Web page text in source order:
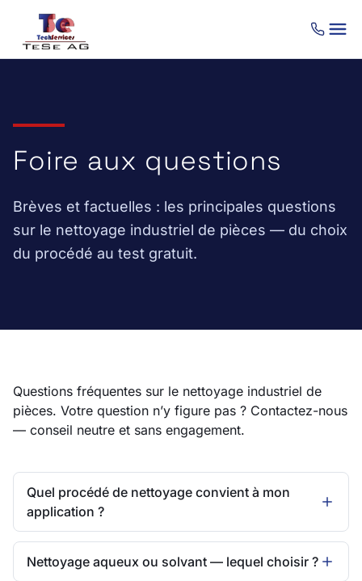
Foire aux questions
Brèves et factuelles : les principales questions
sur le nettoyage industriel de pièces — du choix
du procédé au test gratuit.
Questions fréquentes sur le nettoyage industriel de
pièces. Votre question n’y figure pas ? Contactez-nous
— conseil neutre et sans engagement.
Quel procédé de nettoyage convient à mon
application ?
Nettoyage aqueux ou solvant — lequel choisir ?